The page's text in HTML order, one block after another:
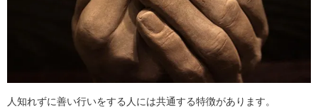
人知れずに善い行いをする人には共通する特徴があります。